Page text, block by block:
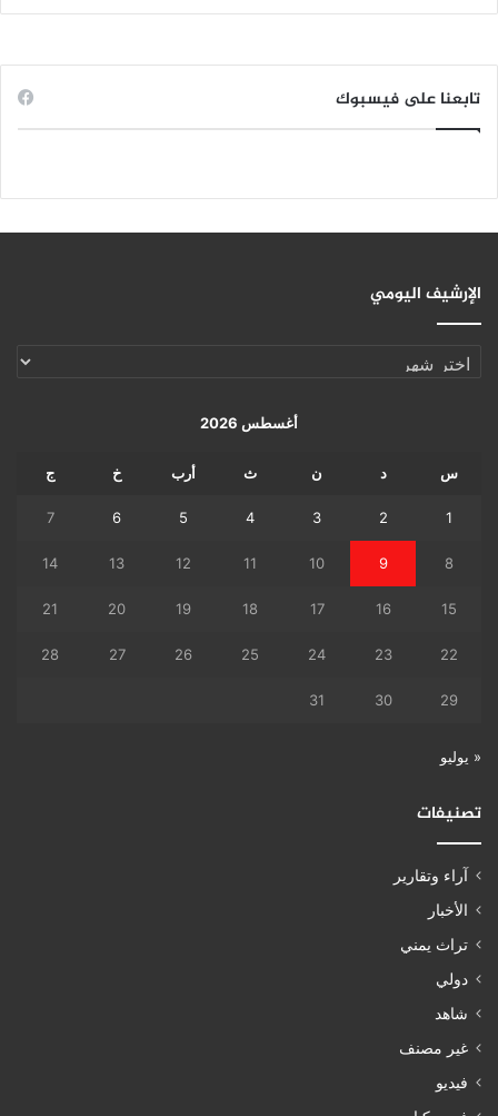
تابعنا على فيسبوك
الإرشيف اليومي
الإرشيف
أغسطس 2026
س د ن ث أرب خ ج
1
2
3
4
5
6
7
8
9
10
11
12
13
14
15
16
17
18
19
20
21
22
23
24
25
26
27
28
29
30
31
« يوليو
تصنيفات
آراء وتقارير
الأخبار
تراث يمني
دولي
شاهد
غير مصنف
فيديو